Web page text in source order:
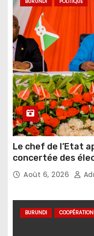
Le chef de l’Etat
concertée des
Août 6, 2026
BURUNDI COOPÉRATION